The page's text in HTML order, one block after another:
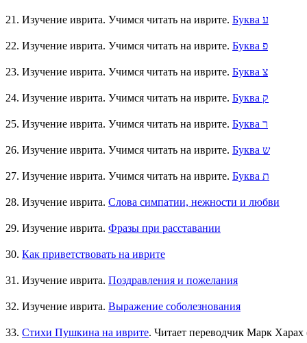
21. Изучение иврита. Учимся читать на иврите. Буква ע
22. Изучение иврита. Учимся читать на иврите. Буква פ
23. Изучение иврита. Учимся читать на иврите. Буква צ
24. Изучение иврита. Учимся читать на иврите. Буква ק
25. Изучение иврита. Учимся читать на иврите. Буква ר
26. Изучение иврита. Учимся читать на иврите. Буква ש
27. Изучение иврита. Учимся читать на иврите. Буква ת
28. Изучение иврита. Слова симпатии, нежности и любви
29. Изучение иврита. Фразы при расставании
30. Как приветствовать на иврите
31. Изучение иврита. Поздравления и пожелания
32. Изучение иврита. Выражение соболезнования
33. Стихи Пушкина на иврите. Читает переводчик Марк